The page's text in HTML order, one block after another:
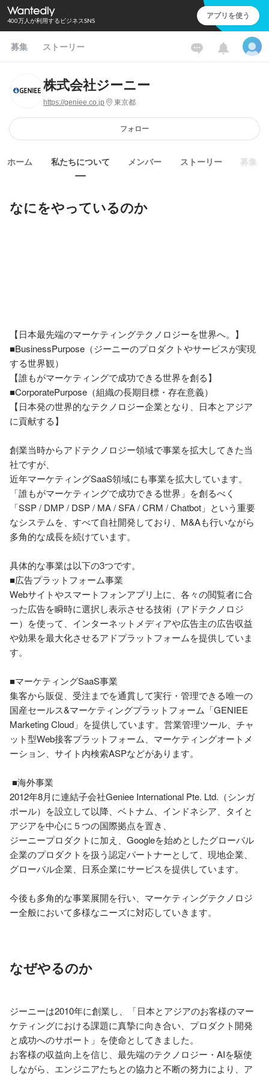
400万人が利用するビジネスSNS アプリを使う
募集 ストーリー
株式会社ジーニー
https://geniee.co.jp 東京都
フォロー
ホーム 私たちについて メンバー ストーリー 募集
なにをやっているのか
【日本最先端のマーケティングテクノロジーを世界へ。】
■BusinessPurpose（ジーニーのプロダクトやサービスが実現
する世界観）
【誰もがマーケティングで成功できる世界を創る】
■CorporatePurpose（組織の長期目標・存在意義）
【日本発の世界的なテクノロジー企業となり、日本とアジア
に貢献する】
創業当時からアドテクノロジー領域で事業を拡大してきた当
社ですが、
近年マーケティングSaaS領域にも事業を拡大しています。
「誰もがマーケティングで成功できる世界」を創るべく
「SSP / DMP / DSP / MA / SFA / CRM / Chatbot」という重要
なシステムを、すべて自社開発しており、M&Aも行いながら
多角的な成長を続けています。
具体的な事業は以下の3つです。
■広告プラットフォーム事業
Webサイトやスマートフォンアプリ上に、各々の閲覧者に合
った広告を瞬時に選択し表示させる技術（アドテクノロジ
ー）を使って、インターネットメディアや広告主の広告収益
や効果を最大化させるアドプラットフォームを提供していま
す。
■マーケティングSaaS事業
集客から販促、受注までを通貫して実行・管理できる唯一の
国産セールス&マーケティングプラットフォーム「GENIEE
Marketing Cloud」を提供しています。営業管理ツール、チャ
ット型Web接客プラットフォーム、マーケティングオートメ
ーション、サイト内検索ASPなどがあります。
2012年8月に連結子会社Geniee International Pte. Ltd.（シンガ
ポール）を設立して以降、ベトナム、インドネシア、タイと
アジアを中心に５つの国際拠点を置き、
ジーニープロダクトに加え、Googleを始めとしたグローバル
企業のプロダクトを扱う認定パートナーとして、現地企業、
グローバル企業、日系企業にサービスを提供しています。
今後も多角的な事業展開を行い、マーケティングテクノロジ
ー全般において多様なニーズに対応していきます。
なぜやるのか
ジーニーは2010年に創業し、「日本とアジアのお客様のマー
ケティングにおける課題に真摯に向き合い、プロダクト開発
と成功へのサポート」を使命としてきました。
お客様の収益向上を信じ、最先端のテクノロジー・AIを駆使
しながら、エンジニアたちとの協力と不断の努力により、ア